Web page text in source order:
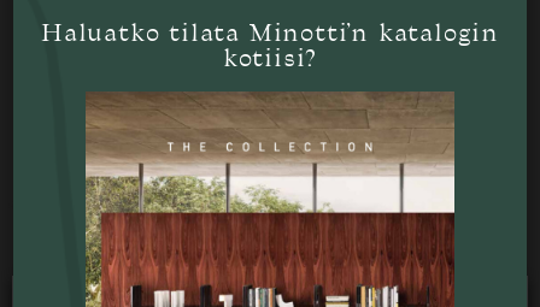
Tutustu myös
Haluatko tilata Minotti’n katalogin
kotiisi?